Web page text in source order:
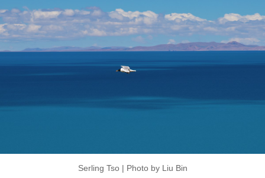
Serling Tso | Photo by Liu Bin